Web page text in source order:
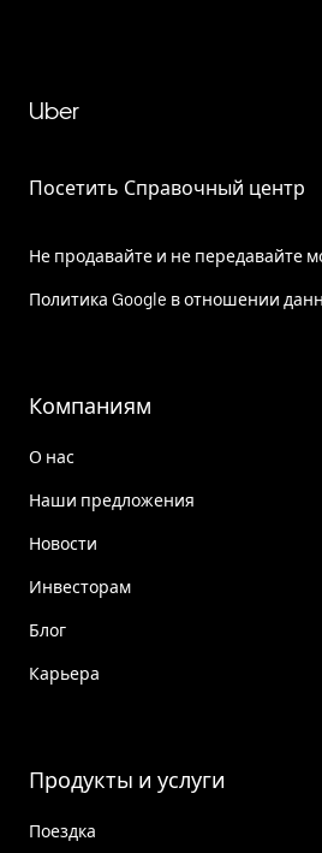
Uber
Посетить Справочный центр
Не продавайте и не передавайте
Политика Google в отношении
Компаниям
О нас
Наши предложения
Новости
Инвесторам
Блог
Карьера
Продукты и услуги
Поездка